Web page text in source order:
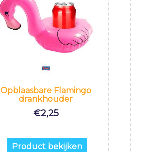
Opblaasbare Flamingo
drankhouder
€2,25
Product bekijken